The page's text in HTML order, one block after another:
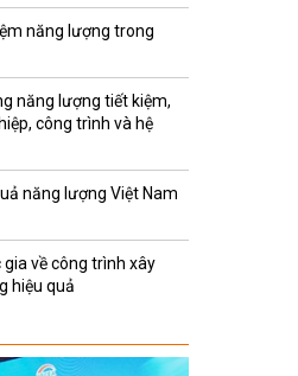
năng lượng trong
năng lượng tiết kiệm,
công trình và hệ
năng lượng Việt Nam
về công trình xây
hiệu quả